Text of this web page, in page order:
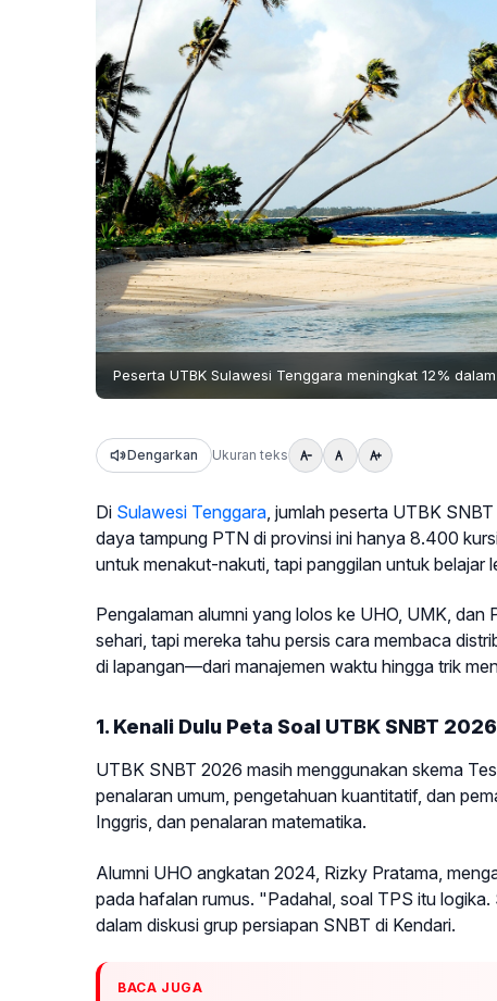
Peserta UTBK Sulawesi Tenggara meningkat 12%
Dengarkan Ukuran teks
Di Sulawesi Tenggara, jumlah peserta UTBK
daya tampung PTN di provinsi ini hanya 8.400
untuk menakut-nakuti, tapi panggilan untuk belajar
Pengalaman alumni yang lolos ke UHO, UMK,
sehari, tapi mereka tahu persis cara membaca
di lapangan—dari manajemen waktu hingga trik
1. Kenali Dulu Peta Soal UTBK SNBT 2026
UTBK SNBT 2026 masih menggunakan skema
penalaran umum, pengetahuan kuantitatif, dan
Inggris, dan penalaran matematika.
Alumni UHO angkatan 2024, Rizky Pratama,
pada hafalan rumus. "Padahal, soal TPS itu
dalam diskusi grup persiapan SNBT di Kendari.
BACA JUGA